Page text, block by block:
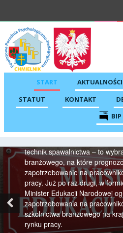
START AKTUALNOŚCI
STATUT
KONTAKT
BIP
Zawody potrzebne
obwieszczenie
Automatyk, kierowca
technik spawalnictwa – to
branżowego, na które
zapotrzebowanie na
pracy. Już po raz drugi, w
Minister Edukacji Narodowej
zapotrzebowania na
szkolnictwa branżowego na
rynku pracy.
Previous